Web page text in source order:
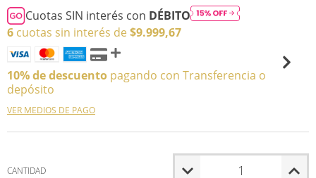
Cuotas SIN interés con DÉBITO
6 cuotas sin interés de $9.999,67
10% de descuento pagando con Transferencia o
depósito
VER MEDIOS DE PAGO
CANTIDAD